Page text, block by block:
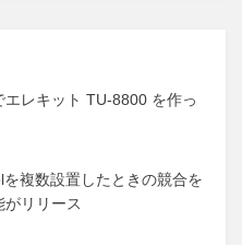
エレキット TU-8800 を作っ
複数設置したときの競合を
リリース